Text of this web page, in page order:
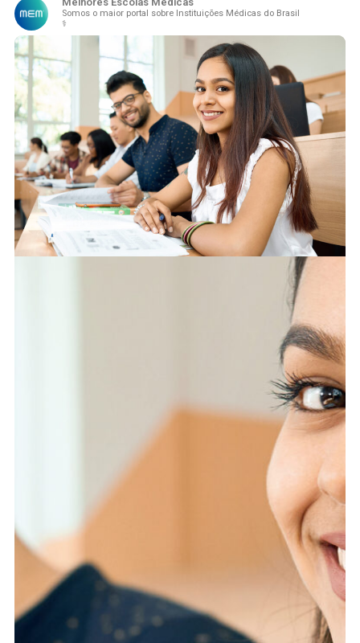
Somos o maior portal sobre Instituições Médicas do Brasil
⚕️